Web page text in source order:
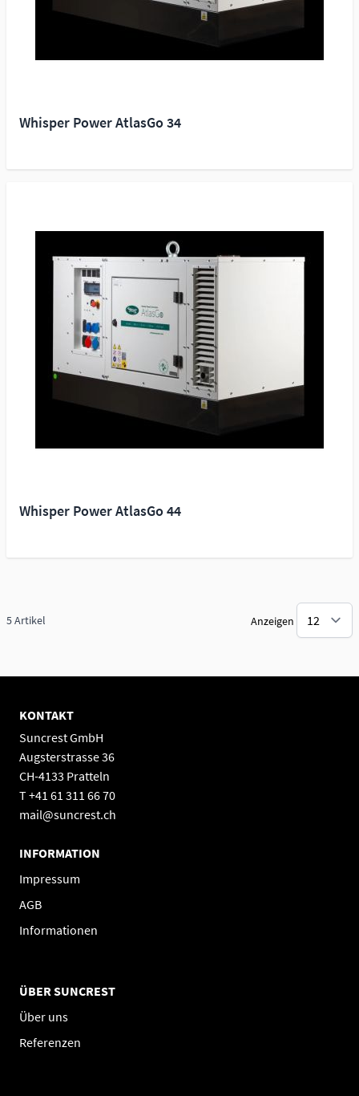
Whisper Power AtlasGo 34
Whisper Power AtlasGo 44
5Artikel Anzeigen
KONTAKT
Suncrest GmbH
Augsterstrasse 36
CH-4133 Pratteln
T +41 61 311 66 70
mail@suncrest.ch
INFORMATION
Impressum
AGB
Informationen
ÜBER SUNCREST
Über uns
Referenzen